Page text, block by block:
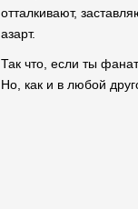
отталкивают,
азарт.
Так что, если ты
Но, как и в любой